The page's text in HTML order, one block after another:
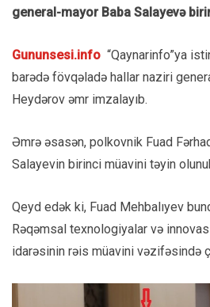
general-mayor Baba Salayevə
Gununsesi.info “Qaynarinfo”ya
barədə fövqəladə hallar naziri
Heydərov əmr imzalayıb.
Əmrə əsasən, polkovnik Fuad
Salayevin birinci müavini təyin
Qeyd edək ki, Fuad Mehbalıyev
Rəqəmsal texnologiyalar və
idarəsinin rəis müavini vəzifəsində